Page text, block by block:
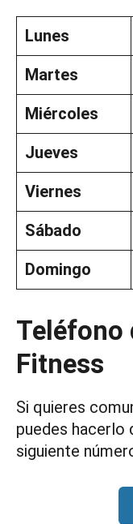
Lunes
Martes
Miércoles
Jueves
Viernes
Sábado
Domingo
Teléfono
Fitness
Si quieres
puedes hacerlo
siguiente